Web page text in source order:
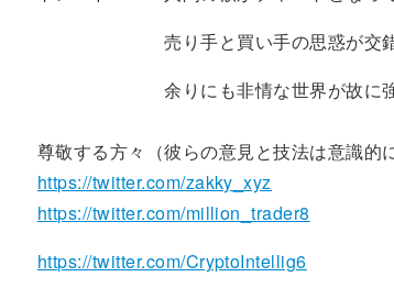
売り手と買い手の思惑が交錯す
余りにも非情な世界が故に強い魅
尊敬する方々（彼らの意見と技法は意識的に
https://twitter.com/zakky_xyz
https://twitter.com/million_trader8
https://twitter.com/CryptoIntellig6